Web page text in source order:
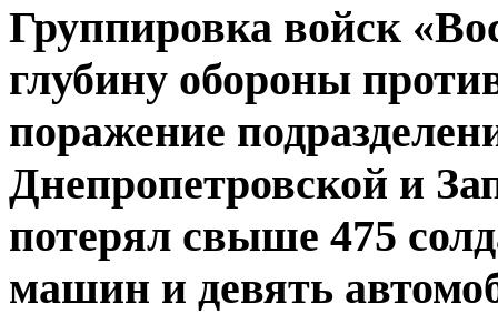
Группировка войск
глубину обороны
поражение
Днепропетровской и
потерял свыше 475
машин и девять